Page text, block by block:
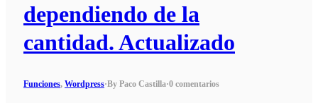
dependiendo de la
cantidad. Actualizado
Funciones, Wordpress·By Paco Castilla·0 comentarios